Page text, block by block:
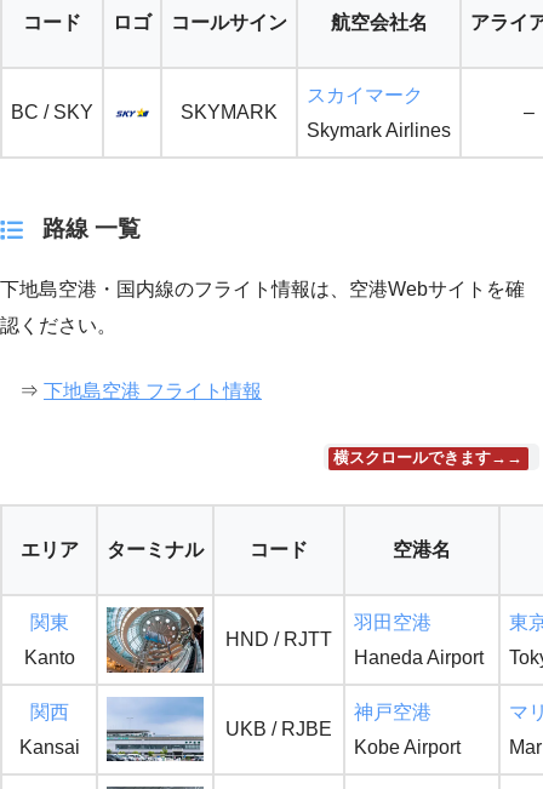
コード ロゴ コールサイン 航空会社名 アライ
BC / SKY SKYMARK
スカイマーク
Skymark Airlines
–
路線 一覧
下地島空港・国内線のフライト情報は、空港Webサイトを確
認ください。
⇒ 下地島空港 フライト情報
横スクロールできます→→
エリア ターミナル コード 空港名
関東
Kanto
HND / RJTT
羽田空港
Haneda Airport
東
関西
Kansai
UKB / RJBE
神戸空港
Kobe Airport
マ